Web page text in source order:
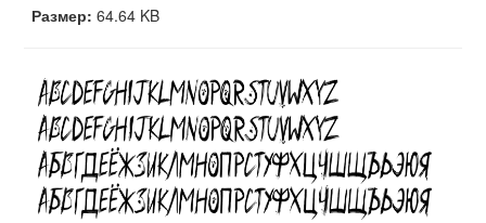
Размер: 64.64 KB